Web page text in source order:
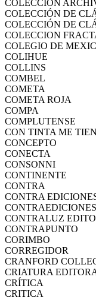
COLECCION
COLECCIÓN DE
COLECCIÓN DE
COLECCION
COLEGIO DE
COLIHUE
COLLINS
COMBEL
COMETA
COMETA ROJA
COMPA
COMPLUTENSE
CON TINTA ME
CONCEPTO
CONECTA
CONSONNI
CONTINENTE
CONTRA
CONTRA
CONTRAEDICIONES
CONTRALUZ
CONTRAPUNTO
CORIMBO
CORREGIDOR
CRANFORD
CRIATURA
CRÍTICA
CRITICA